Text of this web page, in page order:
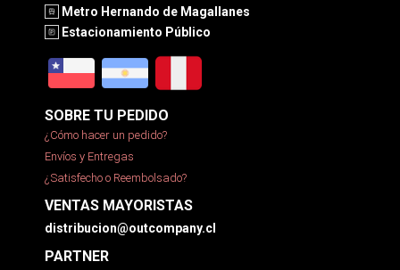
Metro Hernando de Magallanes
Estacionamiento Público
SOBRE TU PEDIDO
¿Cómo hacer un pedido?
Envíos y Entregas
¿Satisfecho o Reembolsado?
VENTAS MAYORISTAS
distribucion@outcompany.cl
PARTNER